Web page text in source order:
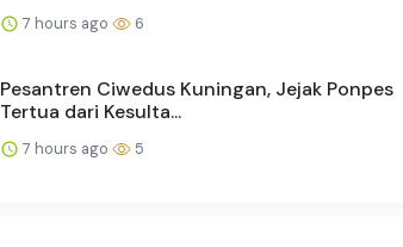
7 hours ago 6
Pesantren Ciwedus Kuningan, Jejak Ponpes
Tertua dari Kesulta...
7 hours ago 5